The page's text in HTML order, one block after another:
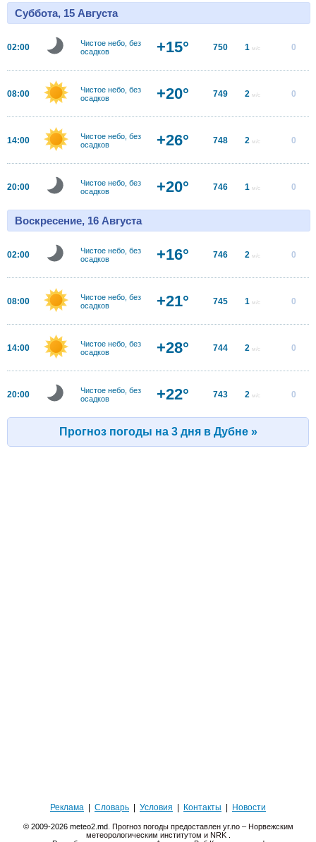
Суббота, 15 Августа
02:00
Чистое небо, без
осадков
+15° 750 1 м/с 0
08:00
Чистое небо, без
осадков
+20° 749 2 м/с 0
14:00
Чистое небо, без
осадков
+26° 748 2 м/с 0
20:00
Чистое небо, без
осадков
+20° 746 1 м/с 0
Воскресение, 16 Августа
02:00
Чистое небо, без
осадков
+16° 746 2 м/с 0
08:00
Чистое небо, без
осадков
+21° 745 1 м/с 0
14:00
Чистое небо, без
осадков
+28° 744 2 м/с 0
20:00
Чистое небо, без
осадков
+22° 743 2 м/с 0
Прогноз погоды на 3 дня в Дубне »
Реклама Словарь Условия Контакты Новости
© 2009-2026 meteo2.md. Прогноз погоды предоставлен yr.no – Норвежским
метеорологическим институтом и NRK